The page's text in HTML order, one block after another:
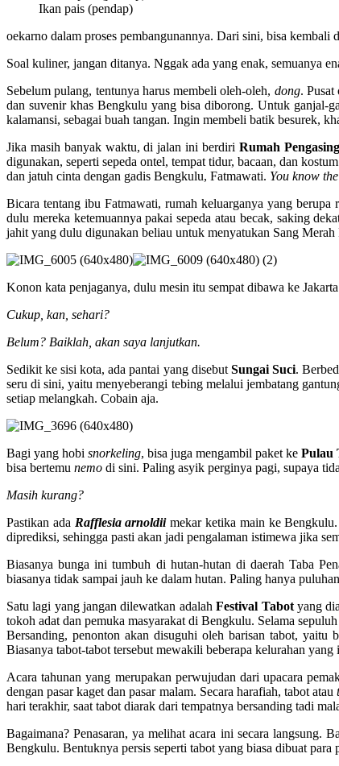
Ikan pais (pendap)
oekarno dalam proses pembangunannya. Dari sini, bisa
Soal kuliner, jangan ditanya. Nggak ada yang enak, semuanya
Sebelum pulang, tentunya harus membeli oleh-oleh, dong. Pusat
dan suvenir khas Bengkulu yang bisa diborong. Untuk ganjal-
kalamansi, sebagai buah tangan. Ingin membeli batik besurek,
Jika masih banyak waktu, di jalan ini berdiri Rumah
digunakan, seperti sepeda ontel, tempat tidur, bacaan, dan
dan jatuh cinta dengan gadis Bengkulu, Fatmawati. You know
Bicara tentang ibu Fatmawati, rumah keluarganya yang
dulu mereka ketemuannya pakai sepeda atau becak, saking
jahit yang dulu digunakan beliau untuk menyatukan Sang
Konon kata penjaganya, dulu mesin itu sempat dibawa ke
Cukup, kan, sehari?
Belum? Baiklah, akan saya lanjutkan.
Sedikit ke sisi kota, ada pantai yang disebut Sungai Suci.
seru di sini, yaitu menyeberangi tebing melalui jembatang
setiap melangkah. Cobain aja.
Bagi yang hobisnorkeling, bisa juga mengambil paket kePulau
bisa bertemu nemo di sini. Paling asyik perginya pagi, supaya
Masih kurang?
Pastikan ada Rafflesia arnoldiimekar ketika main ke Bengkulu.
diprediksi, sehingga pasti akan jadi pengalaman istimewa jika
Biasanya bunga ini tumbuh di hutan-hutan di daerah Taba
biasanya tidak sampai jauh ke dalam hutan. Paling hanya
Satu lagi yang jangan dilewatkan adalahFestival Tabotyang
tokoh adat dan pemuka masyarakat di Bengkulu. Selama
Bersanding, penonton akan disuguhi oleh barisan tabot, yaitu
Biasanya tabot-tabot tersebut mewakili beberapa kelurahan
Acara tahunan yang merupakan perwujudan dari upacara
dengan pasar kaget dan pasar malam. Secara harafiah, tabot atau
hari terakhir, saat tabot diarak dari tempatnya bersanding tadi
Bagaimana? Penasaran, ya melihat acara ini secara langsung.
Bengkulu. Bentuknya persis seperti tabot yang biasa dibuat para